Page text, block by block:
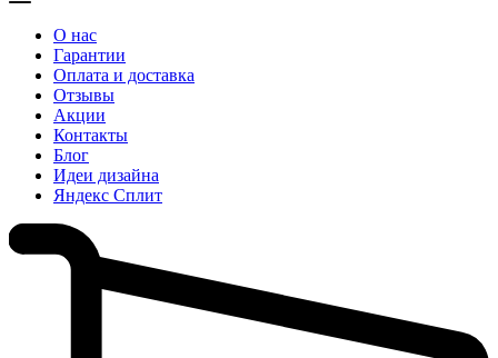
О нас
Гарантии
Оплата и доставка
Отзывы
Акции
Контакты
Блог
Идеи дизайна
Яндекс Сплит